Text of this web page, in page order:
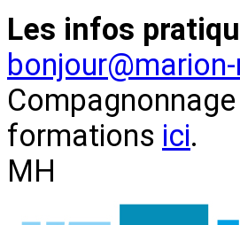
Les infos
formations ici.
MH